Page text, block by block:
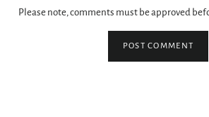
Please note, comments must be approved